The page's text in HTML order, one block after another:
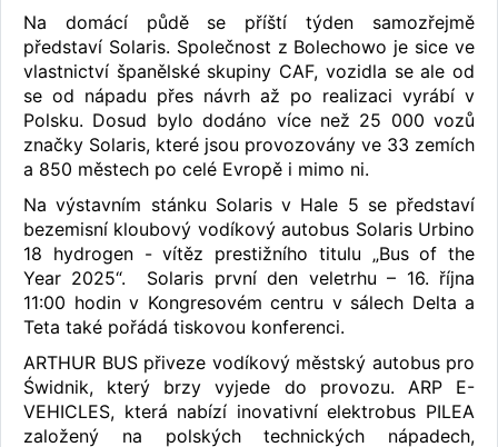
Na domácí půdě se příští týden samozřejmě
představí Solaris. Společnost z Bolechowo je sice ve
vlastnictví španělské skupiny CAF, vozidla se ale od
se od nápadu přes návrh až po realizaci vyrábí v
Polsku. Dosud bylo dodáno více než 25 000 vozů
značky Solaris, které jsou provozovány ve 33 zemích
a 850 městech po celé Evropě i mimo ni.
Na výstavním stánku Solaris v Hale 5 se představí
bezemisní kloubový vodíkový autobus Solaris Urbino
18 hydrogen - vítěz prestižního titulu „Bus of the
Year 2025“. Solaris první den veletrhu – 16. října
11:00 hodin v Kongresovém centru v sálech Delta a
Teta také pořádá tiskovou konferenci.
ARTHUR BUS přiveze vodíkový městský autobus pro
Świdnik, který brzy vyjede do provozu. ARP E-
VEHICLES, která nabízí inovativní elektrobus PILEA
založený na polských technických nápadech,